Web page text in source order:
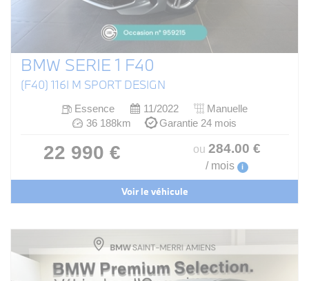
BMW SERIE 1 F40
(F40) 116I M SPORT DESIGN
Essence 11/2022
Manuelle
36 188km
Garantie 24 mois
22 990 € ou 284.00 €
/ mois i
Voir le véhicule